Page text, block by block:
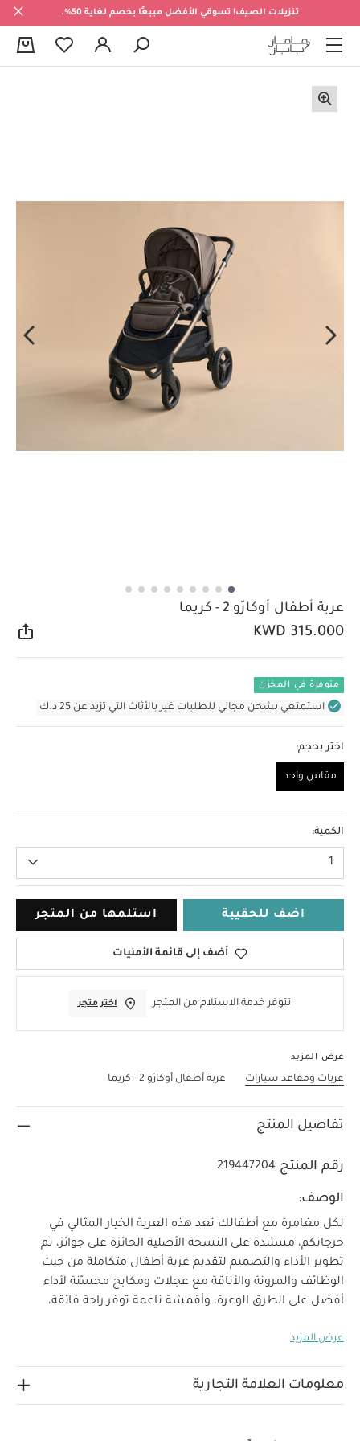
تنزيلات الصيف! تسوقي الأفضل مبيعًا بخصم لغاية 50%.
عربة أطفال أوكارّو 2 - كريما
KWD 315.000
متوفرة في المخزن
استمتعي بشحن مجاني للطلبات غير بالأثاث التي تزيد عن 25 د.ك
اختر بحجم:
مقاس واحد
الكمية:
1
اضف للحقيبة استلمها من المتجر
أضف إلى قائمة الأمنيات
تتوفر خدمة الاستلام من المتجر اختر متجر
عرض المزيد
عربات ومقاعد سيارات عربة أطفال أوكارّو 2 - كريما
تفاصيل المنتج
رقم المنتج 219447204
الوصف:
لكل مغامرة مع أطفالك تعد هذه العربة الخيار المثالي في
خرجاتكم، مستندة على النسخة الأصلية الحائزة على جوائز، تم
تطوير الأداء والتصميم لتقديم عربة أطفال متكاملة من حيث
الوظائف والمرونة والأناقة مع عجلات ومكابح محسّنة لأداء
أفضل على الطرق الوعرة، وأقمشة ناعمة توفر راحة فائقة،
قابل للنقل ومثبت للنوم الآمن في أي وقت وفي أي مكان، فهي
ومكابح مُحسّنة تناسب جميع أنواع الطرق لسهولة التحكم
مناسب من الولادة حتى 4 سنوات* (حتى 22 كغ)
عرض المزيد
معلومات العلامة التجارية